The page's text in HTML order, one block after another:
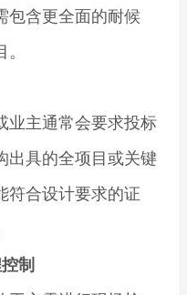
包含更全面的耐候
业主通常会要求投标
出具的全项目或关键
符合设计要求的证
制